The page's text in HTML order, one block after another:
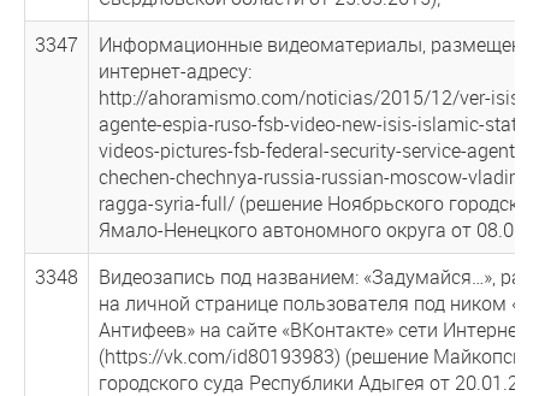
3347
Информационные видеоматериалы,
интернет-адресу:
http://ahoramismo.com/noticias/2015/12/ver-isis-
agente-espia-ruso-fsb-video-new-isis-islamic-state-
videos-pictures-fsb-federal-security-service-agent-
chechen-chechnya-russia-russian-moscow-
ragga-syria-full/ (решение Ноябрьского
Ямало-Ненецкого автономного округа от
3348
Видеозапись под названием: «Задумайся…»,
на личной странице пользователя под ником
Антифеев» на сайте «ВКонтакте» сети Интернет
(https://vk.com/id80193983) (решение
городского суда Республики Адыгея от